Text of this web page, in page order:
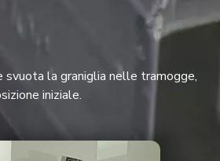
svuota la graniglia nelle tramogge,
iniziale.